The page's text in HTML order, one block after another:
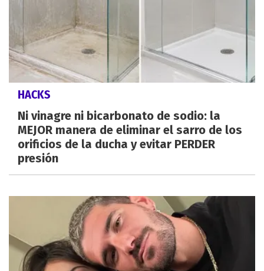
HACKS
Ni vinagre ni bicarbonato de sodio: la
MEJOR manera de eliminar el sarro de los
orificios de la ducha y evitar PERDER
presión